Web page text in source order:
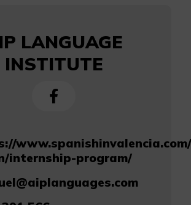
LANGUAGE
INSTITUTE
internship-program/